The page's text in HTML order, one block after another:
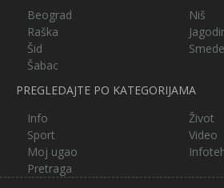
Beograd
Niš
Raška
Šid
Šabac
PREGLEDAJTE PO KATEGORIJAMA
Info
Život
Sport
Video
Moj ugao
Pretraga